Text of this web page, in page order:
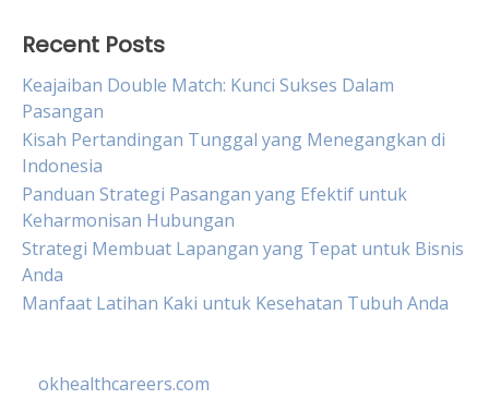
Recent Posts
Keajaiban Double Match: Kunci Sukses Dalam
Pasangan
Kisah Pertandingan Tunggal yang Menegangkan di
Indonesia
Panduan Strategi Pasangan yang Efektif untuk
Keharmonisan Hubungan
Strategi Membuat Lapangan yang Tepat untuk Bisnis
Anda
Manfaat Latihan Kaki untuk Kesehatan Tubuh Anda
okhealthcareers.com